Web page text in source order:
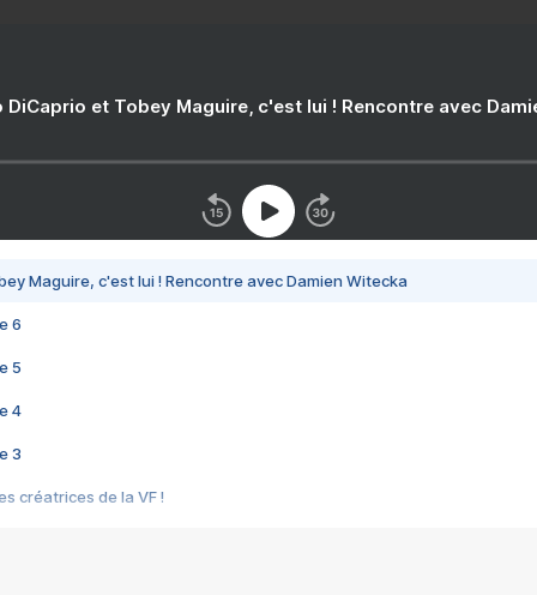
DiCaprio et Tobey Maguire, c'est lui ! Rencontre avec
Maguire, c'est lui ! Rencontre avec Damien Witecka
6
5
4
3
créatrices de la VF !